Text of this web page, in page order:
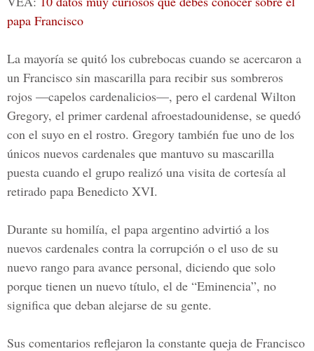
papa Francisco
La mayoría se quitó los cubrebocas cuando se acercaron a
un Francisco sin mascarilla para recibir sus sombreros
rojos —capelos cardenalicios—, pero el cardenal Wilton
Gregory, el primer cardenal afroestadounidense, se quedó
con el suyo en el rostro. Gregory también fue uno de los
únicos nuevos cardenales que mantuvo su mascarilla
puesta cuando el grupo realizó una visita de cortesía al
retirado papa Benedicto XVI.
Durante su homilía, el papa argentino advirtió a los
nuevos cardenales contra la corrupción o el uso de su
nuevo rango para avance personal, diciendo que solo
porque tienen un nuevo título, el de “Eminencia”, no
significa que deban alejarse de su gente.
Sus comentarios reflejaron la constante queja de Francisco